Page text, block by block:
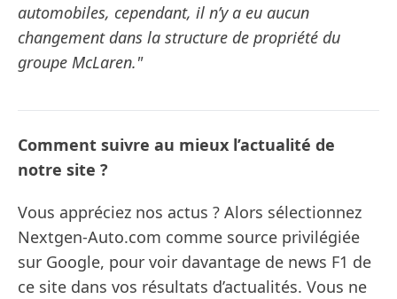
automobiles, cependant, il n’y a eu aucun
changement dans la structure de propriété du
groupe McLaren."
Comment suivre au mieux l’actualité de
notre site ?
Vous appréciez nos actus ? Alors sélectionnez
Nextgen-Auto.com comme source privilégiée
sur Google, pour voir davantage de news F1 de
ce site dans vos résultats d’actualités. Vous ne